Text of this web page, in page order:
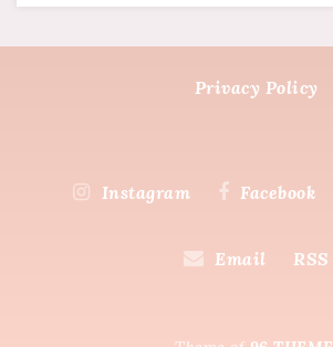
Privacy Policy
Instagram Facebook
Email RSS